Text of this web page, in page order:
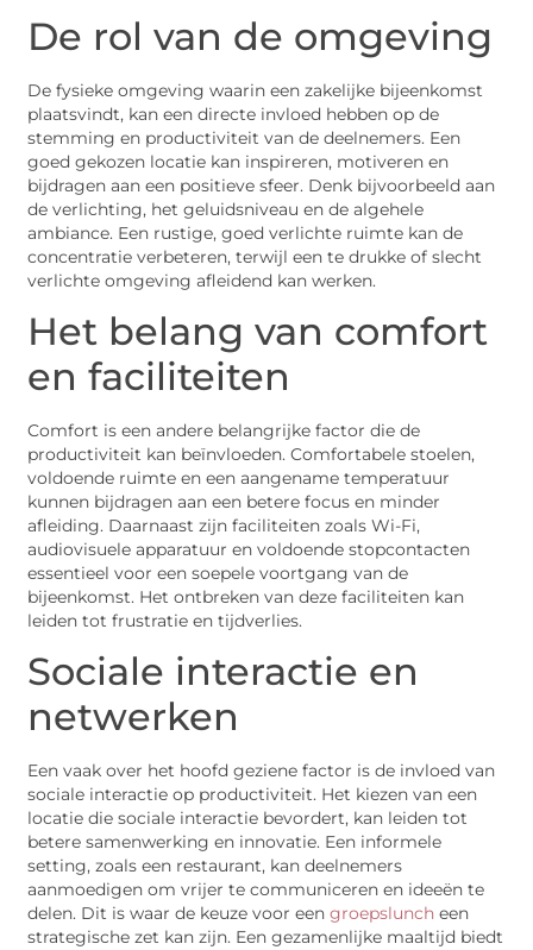
De rol van de omgeving
De fysieke omgeving waarin een zakelijke bijeenkomst
plaatsvindt, kan een directe invloed hebben op de
stemming en productiviteit van de deelnemers. Een
goed gekozen locatie kan inspireren, motiveren en
bijdragen aan een positieve sfeer. Denk bijvoorbeeld aan
de verlichting, het geluidsniveau en de algehele
ambiance. Een rustige, goed verlichte ruimte kan de
concentratie verbeteren, terwijl een te drukke of slecht
verlichte omgeving afleidend kan werken.
Het belang van comfort
en faciliteiten
Comfort is een andere belangrijke factor die de
productiviteit kan beïnvloeden. Comfortabele stoelen,
voldoende ruimte en een aangename temperatuur
kunnen bijdragen aan een betere focus en minder
afleiding. Daarnaast zijn faciliteiten zoals Wi-Fi,
audiovisuele apparatuur en voldoende stopcontacten
essentieel voor een soepele voortgang van de
bijeenkomst. Het ontbreken van deze faciliteiten kan
leiden tot frustratie en tijdverlies.
Sociale interactie en
netwerken
Een vaak over het hoofd geziene factor is de invloed van
sociale interactie op productiviteit. Het kiezen van een
locatie die sociale interactie bevordert, kan leiden tot
betere samenwerking en innovatie. Een informele
setting, zoals een restaurant, kan deelnemers
aanmoedigen om vrijer te communiceren en ideeën te
delen. Dit is waar de keuze voor eengroepslunch een
strategische zet kan zijn. Een gezamenlijke maaltijd biedt